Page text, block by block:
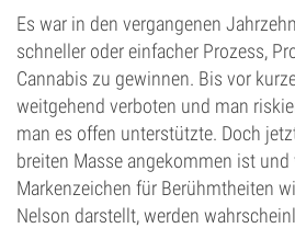
Es war in den vergangenen
schneller oder einfacher Prozess,
Cannabis zu gewinnen. Bis vor
weitgehend verboten und man
man es offen unterstützte. Doch
breiten Masse angekommen ist
Markenzeichen für Berühmtheiten
Nelson darstellt, werden